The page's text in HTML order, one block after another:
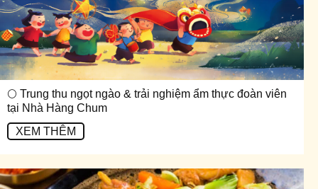
🌕 Trung thu ngọt ngào & trải nghiệm ẩm thực đoàn viên
tại Nhà Hàng Chum
XEM THÊM